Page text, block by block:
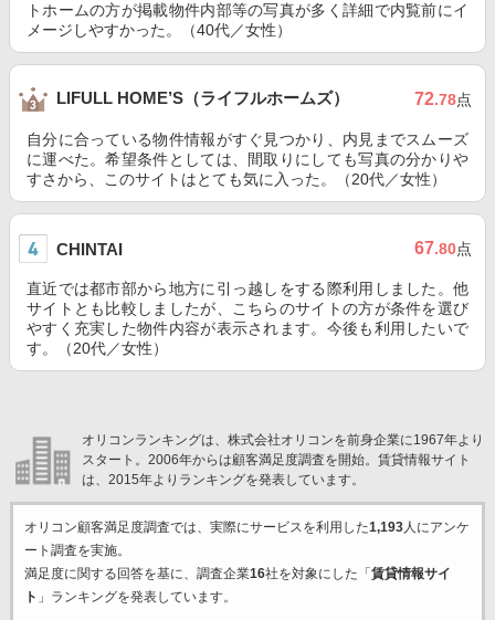
トホームの方が掲載物件内部等の写真が多く詳細で内覧前にイ
メージしやすかった。（40代／女性）
LIFULL HOME’S（ライフルホームズ） 72.78点
自分に合っている物件情報がすぐ見つかり、内見までスムーズ
に運べた。希望条件としては、間取りにしても写真の分かりや
すさから、このサイトはとても気に入った。（20代／女性）
CHINTAI 67.80点
直近では都市部から地方に引っ越しをする際利用しました。他
サイトとも比較しましたが、こちらのサイトの方が条件を選び
やすく充実した物件内容が表示されます。今後も利用したいで
す。（20代／女性）
オリコンランキングは、株式会社オリコンを前身企業に1967年より
スタート。2006年からは顧客満足度調査を開始。賃貸情報サイト
は、2015年よりランキングを発表しています。
オリコン顧客満足度調査では、実際にサービスを利用した1,193人にアンケ
ート調査を実施。
満足度に関する回答を基に、調査企業16社を対象にした「 賃貸情報サイ
ト 」ランキングを発表しています。